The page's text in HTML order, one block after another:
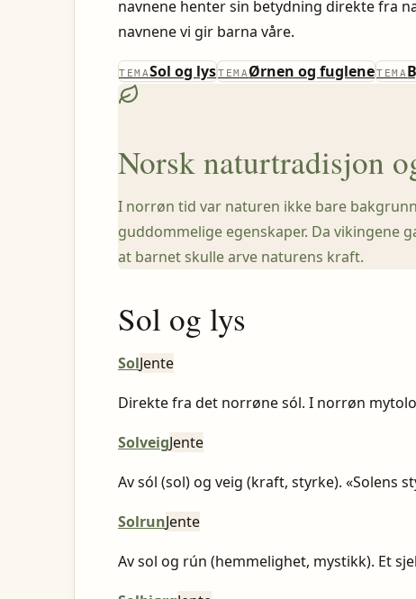
navnene henter sin betydning direkte fra
navnene vi gir barna våre.
TEMASol og lysTEMAØrnen og fugleneTEMA
Norsk naturtradisjon
I norrøn tid var naturen ikke bare
guddommelige egenskaper. Da vikingene
at barnet skulle arve naturens kraft.
Sol og lys
SolJente
Direkte fra det norrøne sól. I norrøn
SolveigJente
Av sól (sol) og veig (kraft, styrke). «Solens
SolrunJente
Av sol og rún (hemmelighet, mystikk). Et